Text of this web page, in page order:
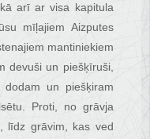
arī ar visa kapitula
mīļajiem Aizputes
mantiniekiem
devuši un piešķīruši,
un piešķiram
Proti, no grāvja
līdz grāvim, kas ved